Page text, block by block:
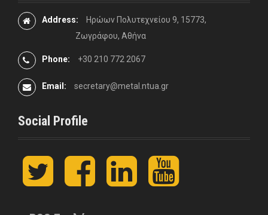
Address:
Ηρώων Πολυτεχνείου 9, 15773,
Ζωγράφου, Αθήνα
Phone: +30 210 772 2067
Email: secretary@metal.ntua.gr
Social Profile
t
i
F
c
L
n
y
u